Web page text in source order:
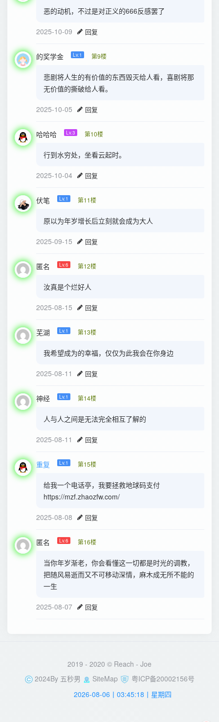
恶的动机，不过是对正义的666反感罢了
2025-10-09 回复
的奖学金 Lv.1 第9楼
悲剧将人生的有价值的东西毁灭给人看，喜剧将那
无价值的撕破给人看。
2025-10-05 回复
哈哈哈 Lv.3 第10楼
行到水穷处，坐看云起时。
2025-10-04 回复
伏笔 Lv.1 第11楼
原以为年岁增长后立刻就会成为大人
2025-09-15 回复
匿名 Lv.6 第12楼
汝真是个烂好人
2025-08-15 回复
芜湖 Lv.1 第13楼
我希望成为的幸福，仅仅为此我会在你身边
2025-08-11 回复
神经 Lv.1 第14楼
人与人之间是无法完全相互了解的
2025-08-11 回复
重复 Lv.1 第15楼
给我一个电话亭，我要拯救地球码支付
https://mzf.zhaozfw.com/
2025-08-08 回复
匿名 Lv.6 第16楼
当你年岁渐老，你会看懂这一切都是时光的调教，
把随风易逝而又不可移动深情，麻木成无所不能的
一生
2025-08-07 回复
2019 - 2020 © Reach - Joe
2024By 五秒男 SiteMap
粤ICP备20002156号
2026-08-06丨03:45:18丨星期四